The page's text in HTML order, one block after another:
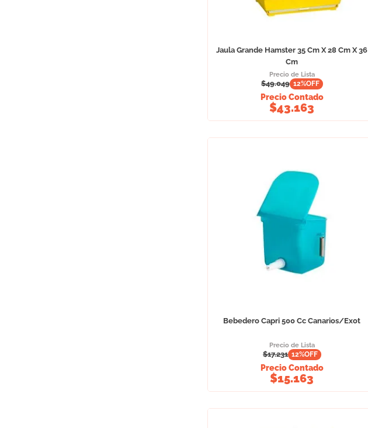
Jaula Grande Hamster 35 Cm X 28 Cm X 36
Cm
Precio de Lista
$49.049 12%OFF
Precio Contado
$43.163
Bebedero Capri 500 Cc Canarios/Exot
Precio de Lista
$17.231 12%OFF
Precio Contado
$15.163